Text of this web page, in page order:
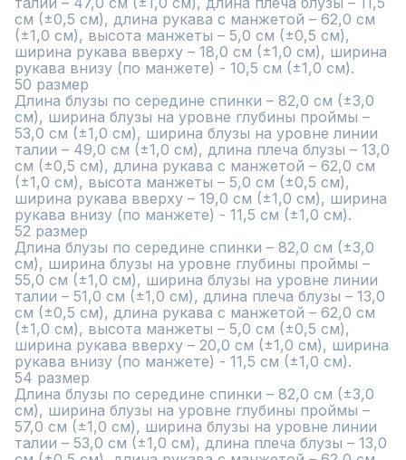
см (±0,5 см), длина рукава с манжетой – 62,0 см
(±1,0 см), высота манжеты – 5,0 см (±0,5 см),
ширина рукава вверху – 18,0 см (±1,0 см), ширина
рукава внизу (по манжете) - 10,5 см (±1,0 см).
50 размер
Длина блузы по середине спинки – 82,0 см (±3,0
см), ширина блузы на уровне глубины проймы –
53,0 см (±1,0 см), ширина блузы на уровне линии
талии – 49,0 см (±1,0 см), длина плеча блузы – 13,0
см (±0,5 см), длина рукава с манжетой – 62,0 см
(±1,0 см), высота манжеты – 5,0 см (±0,5 см),
ширина рукава вверху – 19,0 см (±1,0 см), ширина
рукава внизу (по манжете) - 11,5 см (±1,0 см).
52 размер
Длина блузы по середине спинки – 82,0 см (±3,0
см), ширина блузы на уровне глубины проймы –
55,0 см (±1,0 см), ширина блузы на уровне линии
талии – 51,0 см (±1,0 см), длина плеча блузы – 13,0
см (±0,5 см), длина рукава с манжетой – 62,0 см
(±1,0 см), высота манжеты – 5,0 см (±0,5 см),
ширина рукава вверху – 20,0 см (±1,0 см), ширина
рукава внизу (по манжете) - 11,5 см (±1,0 см).
54 размер
Длина блузы по середине спинки – 82,0 см (±3,0
см), ширина блузы на уровне глубины проймы –
57,0 см (±1,0 см), ширина блузы на уровне линии
талии – 53,0 см (±1,0 см), длина плеча блузы – 13,0